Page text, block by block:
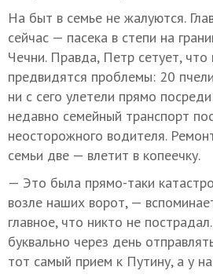
На быт в семье не жалуются.
сейчас — пасека в степи на
Чечни. Правда, Петр сетует, что
предвидятся проблемы: 20
ни с сего улетели прямо
недавно семейный транспорт
неосторожного водителя.
семьи две — влетит в копеечку.
— Это была прямо-таки
возле наших ворот, —
главное, что никто не
буквально через день
тот самый прием к Путину, а у